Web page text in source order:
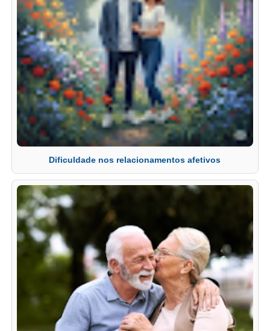
Dificuldade nos relacionamentos afetivos